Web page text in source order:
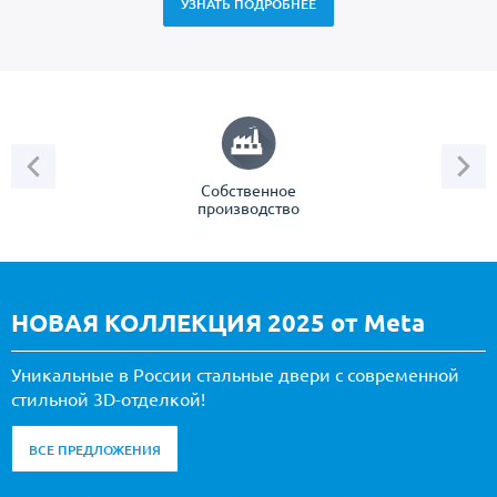
(29)
ДВЕРИ С ТЕРМОРАЗРЫВОМ
ОПЛАТА
ДОСТАВКА
УЗНАТЬ ПОДРОБНЕЕ
Собственное
производство
НОВАЯ КОЛЛЕКЦИЯ 2025 от Meta
Уникальные в России стальные двери с современной
стильной 3D-отделкой!
ВСЕ ПРЕДЛОЖЕНИЯ